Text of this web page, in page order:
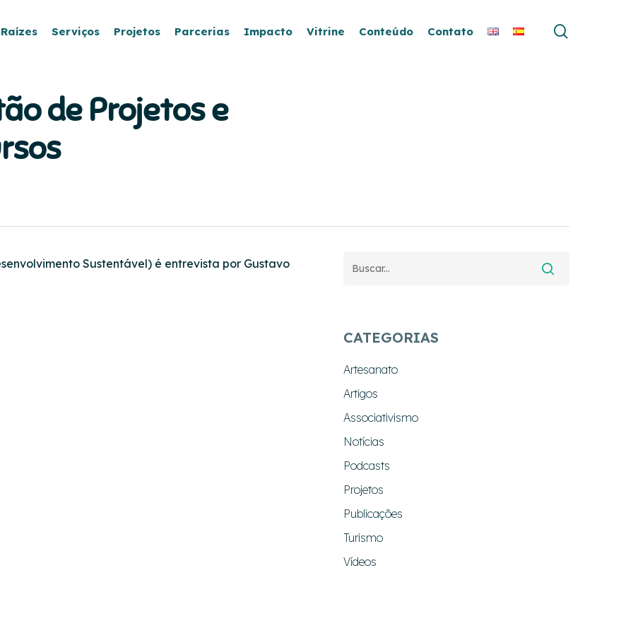
Serviços Projetos Parcerias Impacto Vitrine Conteúdo Contato
de Projetos e
Sustentável) é entrevista por Gustavo
CATEGORIAS
Artesanato
Artigos
Associativismo
Notícias
Podcasts
Projetos
Publicações
Turismo
Vídeos